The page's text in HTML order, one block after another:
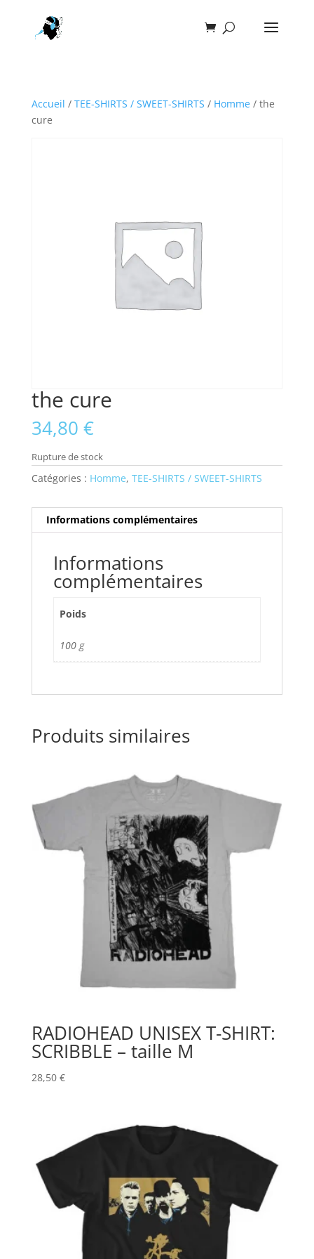
Accueil / TEE-SHIRTS / SWEET-SHIRTS / Homme/ the
cure
the cure
34,80 €
Rupture de stock
Catégories : Homme, TEE-SHIRTS / SWEET-SHIRTS
Informations complémentaires
Informations
complémentaires
Poids
100 g
Produits similaires
RADIOHEAD UNISEX T-SHIRT:
SCRIBBLE – taille M
28,50 €